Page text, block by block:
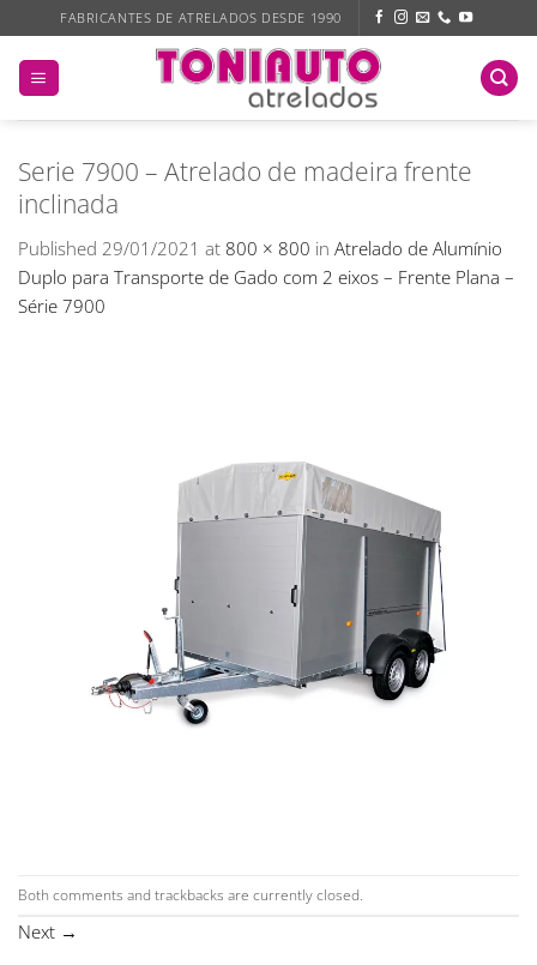
to
content
FABRICANTES DE ATRELADOS DESDE 1990
Serie 7900 – Atrelado de madeira frente
inclinada
Published 29/01/2021 at 800 × 800 in Atrelado de Alumínio
Duplo para Transporte de Gado com 2 eixos – Frente Plana –
Série 7900
Both comments and trackbacks are currently closed.
Next →